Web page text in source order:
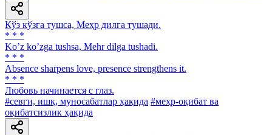
Кўз кўзга тушса, Меҳр дилга тушади.
* * *
Koʼz koʼzga tushsa, Mehr dilga tushadi.
* * *
Absence sharpens love, presence strengthens it.
* * *
Любовь начинается с глаз.
#севги, ишқ, муносабатлар ҳақида #меҳр-оқибат ва
оқибатсизлик ҳақида